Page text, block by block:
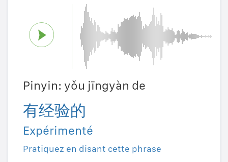
Pinyin: yǒu jīngyàn de
有经验的
Expérimenté
Pratiquez en disant cette phrase